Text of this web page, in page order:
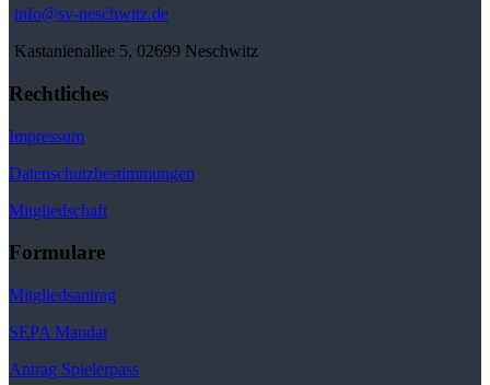
info@sv-neschwitz.de
Kastanienallee 5, 02699 Neschwitz
Rechtliches
Impressum
Datenschutzbestimmungen
Mitgliedschaft
Formulare
Mitgliedsantrag
SEPA Mandat
Antrag Spielerpass